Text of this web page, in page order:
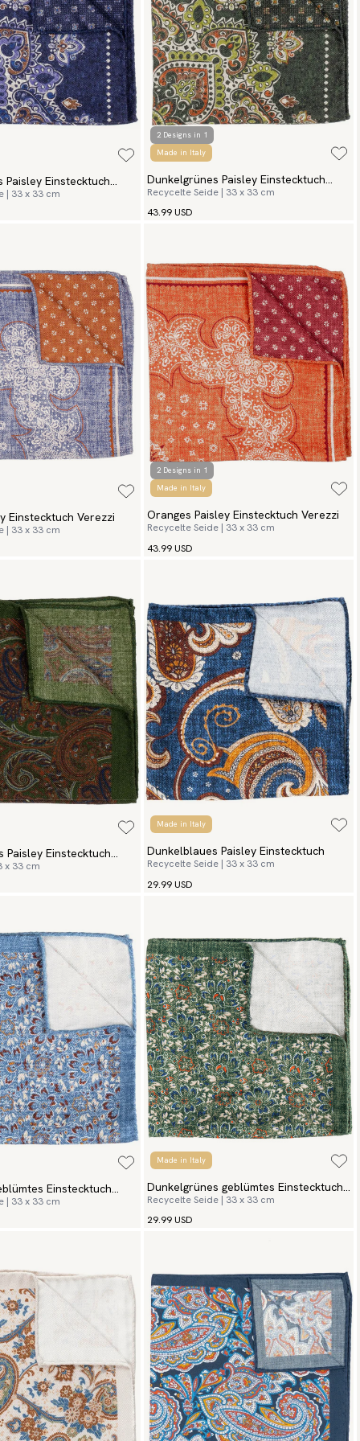
Paisley Einstecktuch
| 33 x 33 cm
2 Designs in 1
Made in Italy
Dunkelgrünes Paisley Einstecktuch
Toscana
Recycelte Seide | 33 x 33 cm
43.99 USD
Einstecktuch Verezzi
| 33 x 33 cm
2 Designs in 1
Made in Italy
Oranges Paisley Einstecktuch Verezzi
Recycelte Seide | 33 x 33 cm
43.99 USD
Paisley Einstecktuch
x 33 cm
Made in Italy
Dunkelblaues Paisley Einstecktuch
Recycelte Seide | 33 x 33 cm
29.99 USD
Einstecktuch
| 33 x 33 cm
Made in Italy
Dunkelgrünes geblümtes Einstecktuch
Summer Flowers
Recycelte Seide | 33 x 33 cm
29.99 USD